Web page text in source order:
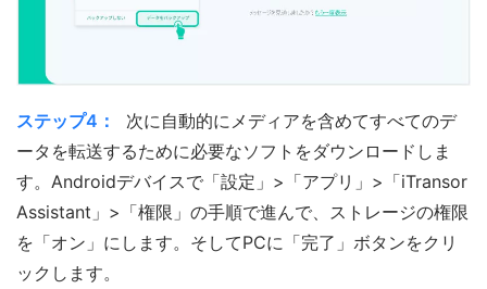
ステップ4：
次に自動的にメディアを含めてすべてのデ
ータを転送するために必要なソフトをダウンロードしま
す。Androidデバイスで「設定」>「アプリ」>「iTransor
Assistant」>「権限」の手順で進んで、ストレージの権限
を「オン」にします。そしてPCに「完了」ボタンをクリ
ックします。